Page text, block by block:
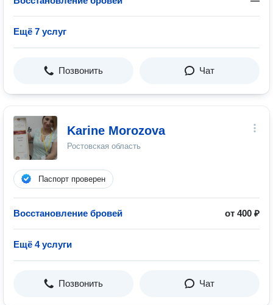
Ещё 7 услуг
Позвонить Чат
Karine Morozova
Ростовская область
Паспорт проверен
Восстановление бровей от 400 ₽
Ещё 4 услуги
Позвонить Чат